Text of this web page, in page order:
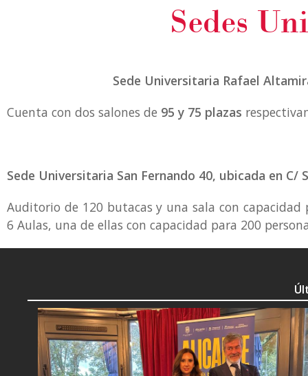
Sedes
Sede Universitaria Rafael
Cuenta con dos salones de 95 y 75 plazas
Sede Universitaria San Fernando 40, ubicada en C/
Auditorio de 120 butacas y una sala con
6 Aulas, una de ellas con capacidad para 200